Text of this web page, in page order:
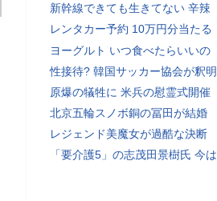
新幹線できても生きてない 辛辣
レンタカー予約 10万円分当たる
ヨーグルト いつ食べたらいいの
性接待? 韓国サッカー協会が釈明
原爆の犠牲に 米兵の慰霊式開催
北京五輪スノボ銅の冨田が結婚
レジェンド美魔女が過酷な決断
「要介護5」の志茂田景樹氏 今は